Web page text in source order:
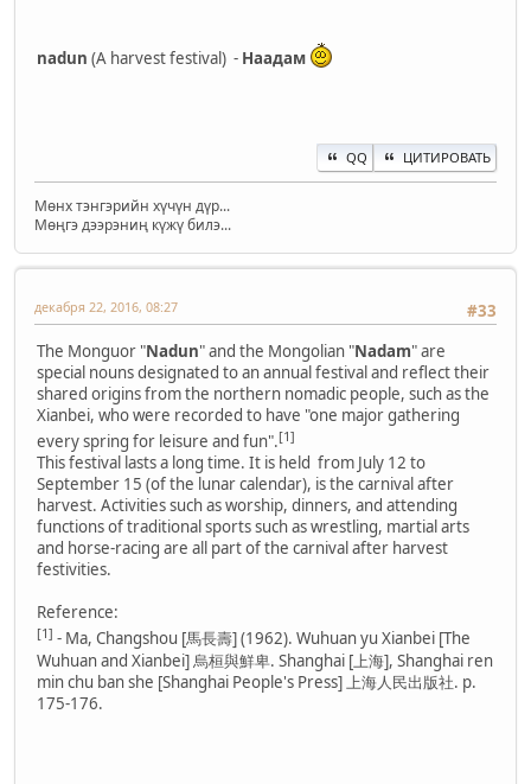
nadun (A harvest festival) - Наадам
QQ ЦИТИРОВАТЬ
Мөнх тэнгэрийн хүчүн дүр...
Мөңгэ дээрэниң күжү билэ...
#33
декабря 22, 2016, 08:27
The Monguor "Nadun" and the Mongolian "Nadam" are
special nouns designated to an annual festival and reflect their
shared origins from the northern nomadic people, such as the
Xianbei, who were recorded to have "one major gathering
every spring for leisure and fun".[1]
This festival lasts a long time. It is held from July 12 to
September 15 (of the lunar calendar), is the carnival after
harvest. Activities such as worship, dinners, and attending
functions of traditional sports such as wrestling, martial arts
and horse-racing are all part of the carnival after harvest
festivities.
Reference:
[1] - Ma, Changshou [馬長壽] (1962). Wuhuan yu Xianbei [The
Wuhuan and Xianbei] 烏桓與鮮卑. Shanghai [上海], Shanghai ren
min chu ban she [Shanghai People's Press] 上海人民出版社. p.
175-176.